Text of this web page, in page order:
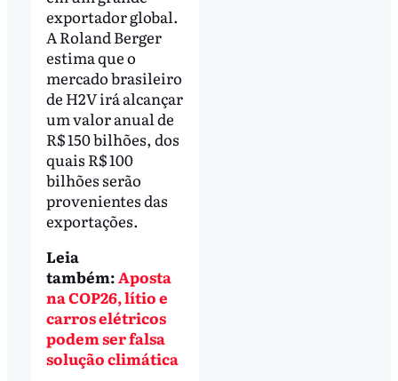
exportador global.
A Roland Berger
estima que o
mercado brasileiro
de H2V irá alcançar
um valor anual de
R$ 150 bilhões, dos
quais R$ 100
bilhões serão
provenientes das
exportações.
Leia
também:Aposta
na COP26, lítio e
carros elétricos
podem ser falsa
solução climática